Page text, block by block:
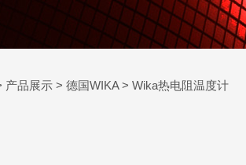
产品展示 > 德国WIKA> Wika热电阻温度计